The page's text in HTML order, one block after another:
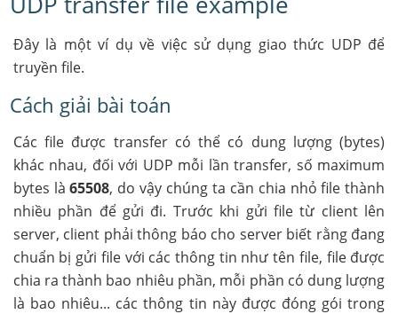
Đây là một ví dụ về việc sử dụng giao thức UDP để
truyền file.
Cách giải bài toán
Các file được transfer có thể có dung lượng (bytes)
khác nhau, đối với UDP mỗi lần transfer, số maximum
bytes là65508, do vậy chúng ta cần chia nhỏ file thành
nhiều phần để gửi đi. Trước khi gửi file từ client lên
server, client phải thông báo cho server biết rằng đang
chuẩn bị gửi file với các thông tin như tên file, file được
chia ra thành bao nhiêu phần, mỗi phần có dung lượng
là bao nhiêu... các thông tin này được đóng gói trong